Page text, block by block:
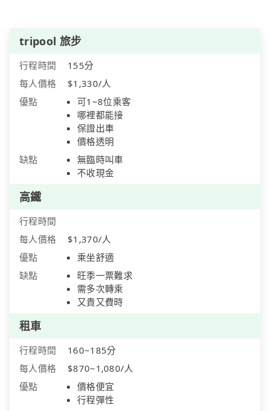
tripool 旅步
行程時間
155分
每人價格
$1,330/人
優點
可1~8位乘客
哪裡都能接
保證出車
價格透明
缺點
無臨時叫車
不收現金
高鐵
行程時間
每人價格
$1,370/人
優點
乘坐舒適
缺點
旺季一票難求
需多次轉乘
又貴又費時
租車
行程時間
160~185分
每人價格
$870~1,080/人
優點
價格便宜
行程彈性